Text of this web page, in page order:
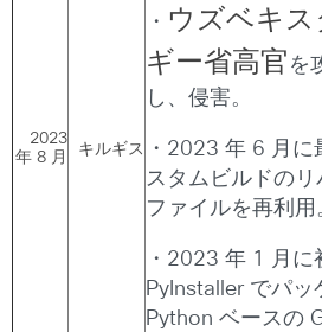
2023
年 8 月
キルギス
・ ウズベキ
ギー省高官 を
し、侵害。
・2023 年 6 月に
スタムビルドの
ファイルを再利用
・2023 年 1 月に
PyInstaller でパッ
Python ベースの